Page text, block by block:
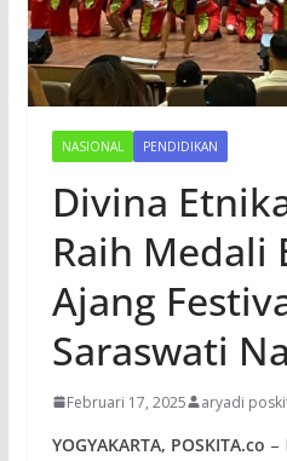
NASIONAL PENDIDIKAN
Divina
Raih Medali
Ajang
Saraswati
Februari 17, 2025 aryadi
YOGYAKARTA, POSKITA.co –